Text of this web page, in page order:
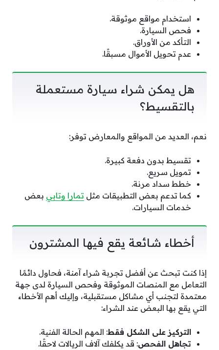
استخدام مواقع موثوقة.
فحص السيارة.
التأكد من الأوراق.
عدم تحويل الأموال مسبقًا.
هل يمكن شراء سيارة مستعملة
بالتقسيط؟
نعم، العديد من المواقع والمعارض توفر:
تقسيط بدون دفعة كبيرة.
تمويل سريع.
خطط سداد مرنة.
كما تدعم بعض التطبيقات مثل تمارا وتابي بعض
خدمات السيارات.
أخطاء شائعة يقع فيها المشترون
إذا كنت تبحث عن أفضل تجربة شراء آمنة، فحاول دائمًا
التعامل مع المنصات الموثوقة وفحص السيارة لدى جهة
معتمدة لتجنب أي مشاكل مستقبلية، وإليك أهم الأخطاء
التي يقع بها البعض عند الشراء:
التركيز على الشكل فقط: المهم الحالة الفنية.
تجاهل الفحص: قد يكلفك آلاف الريالات لاحقًا.